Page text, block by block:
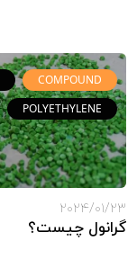
COMPOUND
POLYETHYLENE
2024/01/23
گرانول چیست؟